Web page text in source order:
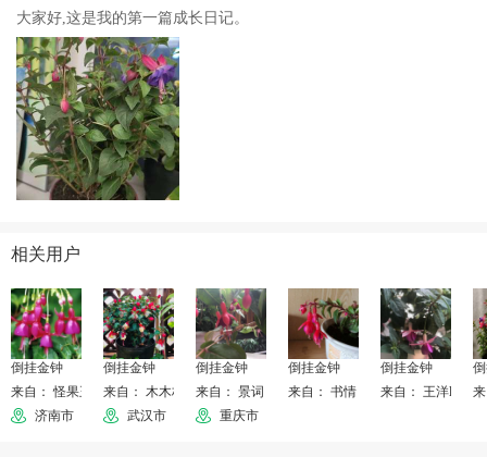
大家好,这是我的第一篇成长日记。
相关用户
倒挂金钟
来自： 怪果王
济南市
倒挂金钟
来自： 木木林
武汉市
倒挂金钟
来自： 景词
重庆市
倒挂金钟
来自： 书情
倒挂金钟
来自： 王洋lily